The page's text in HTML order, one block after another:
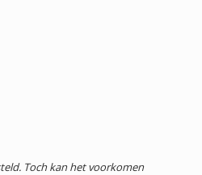
Toch kan het voorkomen